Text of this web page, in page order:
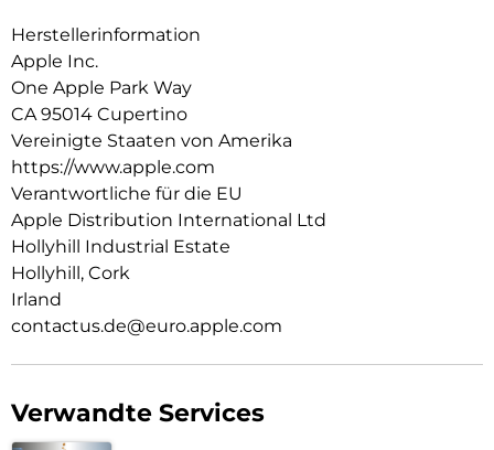
sperren, dich bei Apps anmelden und bezahlen − mit nur
ctiontaste. Die Abkürzung zu deinem Lieblings­feature. Wenn
du die Actiontaste lange drückst, kannst du alles Mögliche
machen – aktiviere den Stummmodus, Über­setzung, visuelle
Intelligenz und mehr.
Farben. Das iPhone 17e kommt in drei tollen Farben. Wähle
zwi­schen zeitlosem Schwarz, Weiß oder dem neuen zarten
Hellrosa.
Herstellerinformation
Apple Inc.
One Apple Park Way
CA 95014 Cupertino
Vereinigte Staaten von Amerika
https://www.apple.com
Verantwortliche für die EU
Apple Distribution International Ltd
Hollyhill Industrial Estate
Hollyhill, Cork
Irland
contactus.de@euro.apple.com
Verwandte Services